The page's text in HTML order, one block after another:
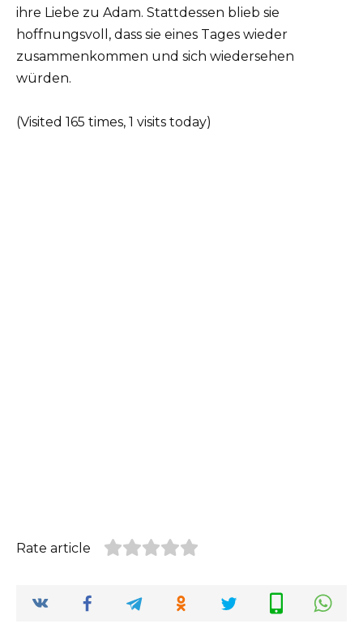
ihre Liebe zu Adam. Stattdessen blieb sie
hoffnungsvoll, dass sie eines Tages wieder
zusammenkommen und sich wiedersehen
würden.
(Visited 165 times, 1 visits today)
Rate article